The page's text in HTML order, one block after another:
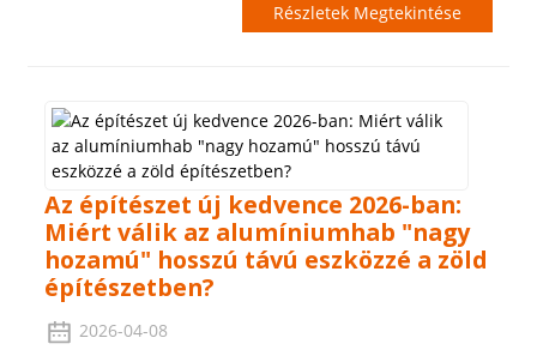
Részletek Megtekintése
Az építészet új kedvence 2026-ban:
Miért válik az alumíniumhab "nagy
hozamú" hosszú távú eszközzé a zöld
építészetben?
2026-04-08